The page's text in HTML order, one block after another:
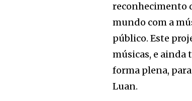
reconhecimento
mundo com a
público. Este
músicas, e ainda
forma plena,
Luan.